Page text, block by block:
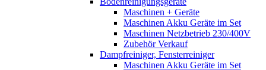
Maschinen + Geräte
Maschinen Akku Geräte im Set
Maschinen Netzbetrieb 230/400V
Zubehör Verkauf
Dampfreiniger, Fensterreiniger
Maschinen Akku Geräte im Set